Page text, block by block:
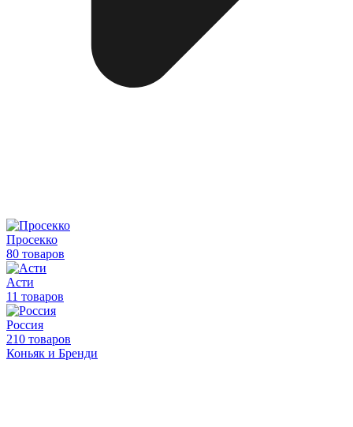
Просекко
80 товаров
Асти
11 товаров
Россия
210 товаров
Коньяк и Бренди